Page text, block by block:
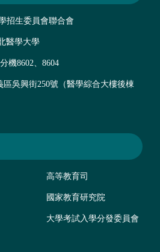
招生委員會聯合會
醫學大學
機8602、8604
區吳興街250號（醫學綜合大樓後棟
高等教育司
國家教育研究院
大學考試入學分發委員會